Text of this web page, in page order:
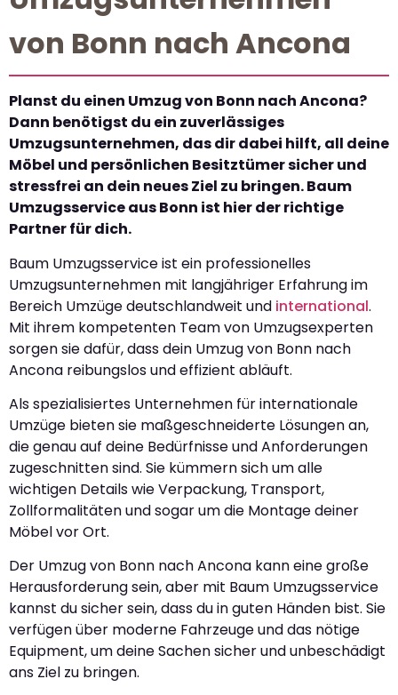
von Bonn nach Ancona
Planst du einen Umzug von Bonn nach Ancona?
Dann benötigst du ein zuverlässiges
Umzugsunternehmen, das dir dabei hilft, all deine
Möbel und persönlichen Besitztümer sicher und
stressfrei an dein neues Ziel zu bringen. Baum
Umzugsservice aus Bonn ist hier der richtige
Partner für dich.
Baum Umzugsservice ist ein professionelles
Umzugsunternehmen mit langjähriger Erfahrung im
Bereich Umzüge deutschlandweit und international.
Mit ihrem kompetenten Team von Umzugsexperten
sorgen sie dafür, dass dein Umzug von Bonn nach
Ancona reibungslos und effizient abläuft.
Als spezialisiertes Unternehmen für internationale
Umzüge bieten sie maßgeschneiderte Lösungen an,
die genau auf deine Bedürfnisse und Anforderungen
zugeschnitten sind. Sie kümmern sich um alle
wichtigen Details wie Verpackung, Transport,
Zollformalitäten und sogar um die Montage deiner
Möbel vor Ort.
Der Umzug von Bonn nach Ancona kann eine große
Herausforderung sein, aber mit Baum Umzugsservice
kannst du sicher sein, dass du in guten Händen bist. Sie
verfügen über moderne Fahrzeuge und das nötige
Equipment, um deine Sachen sicher und unbeschädigt
ans Ziel zu bringen.